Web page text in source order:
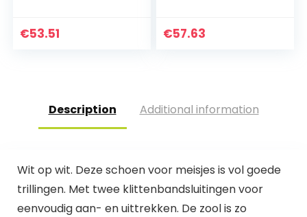
€53.51 €57.63
Description Additional information
Wit op wit. Deze schoen voor meisjes is vol goede
trillingen. Met twee klittenbandsluitingen voor
eenvoudig aan- en uittrekken. De zool is zo